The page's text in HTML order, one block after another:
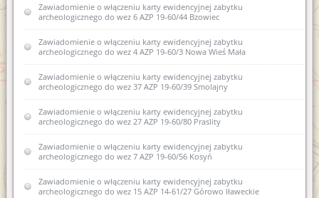
Zawiadomienie o włączeniu karty ewidencyjnej zabytku
archeologicznego do wez 6 AZP 19-60/44 Bzowiec
Zawiadomienie o włączeniu karty ewidencyjnej zabytku
archeologicznego do wez 4 AZP 19-60/3 Nowa Wieś Mała
Zawiadomienie o włączeniu karty ewidencyjnej zabytku
archeologicznego do wez 37 AZP 19-60/39 Smolajny
Zawiadomienie o włączeniu karty ewidencyjnej zabytku
archeologicznego do wez 27 AZP 19-60/80 Praslity
Zawiadomienie o włączeniu karty ewidencyjnej zabytku
archeologicznego do wez 7 AZP 19-60/56 Kosyń
Zawiadomienie o włączeniu karty ewidencyjnej zabytku
archeologicznego do wez 15 AZP 14-61/27 Górowo Iławeckie